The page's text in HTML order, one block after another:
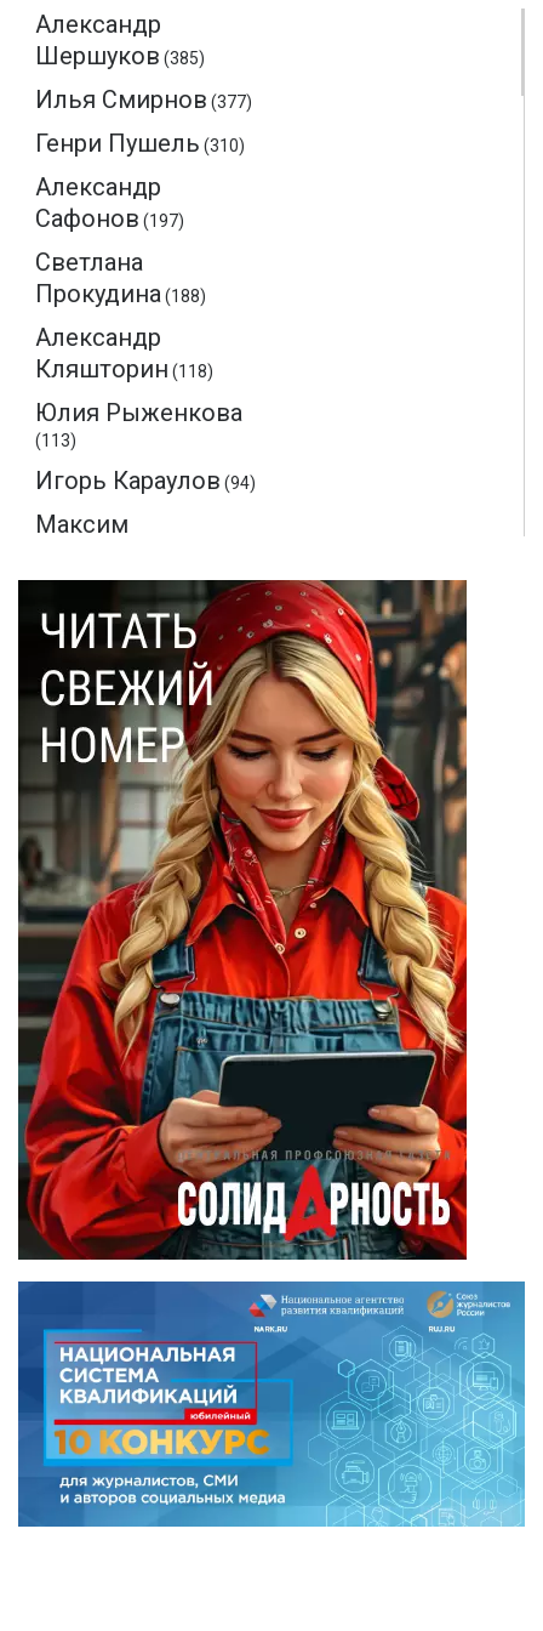
Александр
Шершуков (385)
Илья Смирнов (377)
Генри Пушель (310)
Александр
Сафонов (197)
Светлана
Прокудина (188)
Александр
Кляшторин (118)
Юлия Рыженкова
(113)
Игорь Караулов (94)
Максим
Монте-Кристо(40)
Ольга Соловьева
(28)
Эдмон Дантес(28)
Наталья Кочемина
(23)
Вадим Барабанов
(18)
Дмитрий Чуйков
(18)
Камиль Айсин (18)
Александр
Запесоцкий(16)
Александр
Боданин(15)
Алена Беллис(15)
Александр
Илларионов(14)
Илья Косенков(13)
Александр
Брусницын(12)
Андрей Хришкевич
Аксана Сгибнева